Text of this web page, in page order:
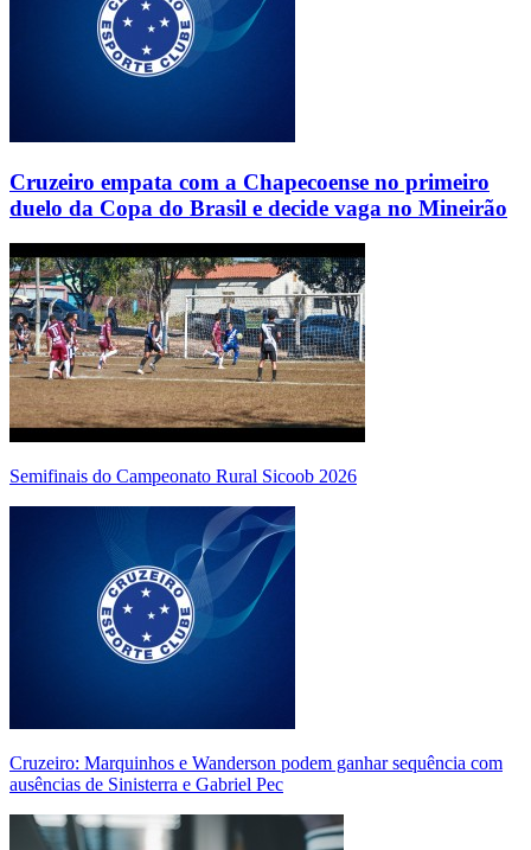
Cruzeiro empata com a Chapecoense no primeiro
duelo da Copa do Brasil e decide vaga no Mineirão
Semifinais do Campeonato Rural Sicoob 2026
Cruzeiro: Marquinhos e Wanderson podem ganhar sequência com
ausências de Sinisterra e Gabriel Pec